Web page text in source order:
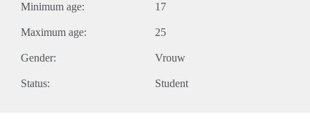
Minimum age: 17
Maximum age: 25
Gender: Vrouw
Status: Student